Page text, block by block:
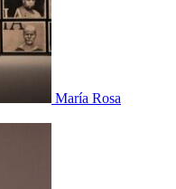
María Rosa